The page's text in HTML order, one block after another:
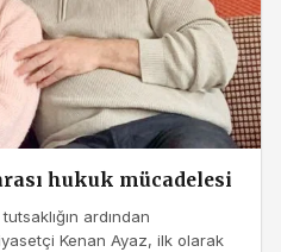
hukuk mücadelesi
ardından
Kenan Ayaz, ilk olarak